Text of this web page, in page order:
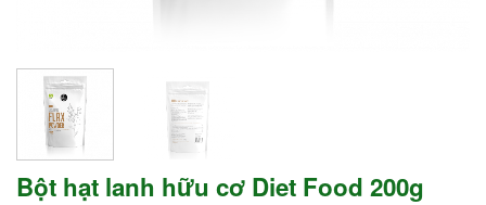
Bột hạt lanh hữu cơ Diet Food 200g